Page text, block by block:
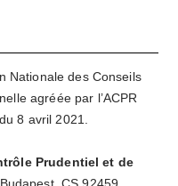
Nationale des Conseils
agréée par l’ACPR
8 avril 2021.
Prudentiel et de